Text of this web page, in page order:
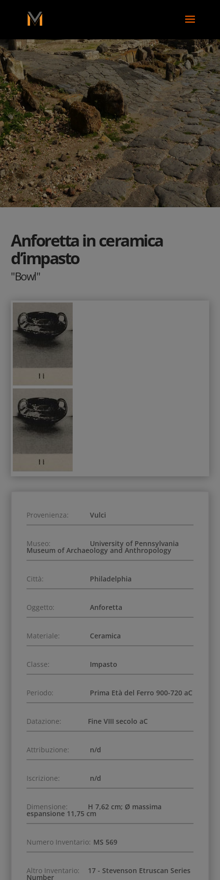
Anforetta in ceramica
d’impasto
"Bowl"
Provenienza: Vulci
Museo: University of Pennsylvania
Museum of Archaeology and Anthropology
Città: Philadelphia
Oggetto: Anforetta
Materiale: Ceramica
Classe: Impasto
Periodo: Prima Età del Ferro 900-720 aC
Datazione: Fine VIII secolo aC
Attribuzione: n/d
Iscrizione: n/d
Dimensione: H 7,62 cm; Ø massima
espansione 11,75 cm
Numero Inventario: MS 569
Altro Inventario: 17 - Stevenson Etruscan Series
Number